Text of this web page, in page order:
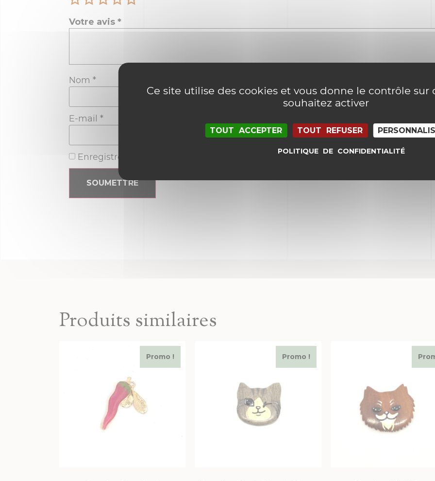
Votre avis *
Nom *
E-mail *
Enregistrer mon nom, mon e-mail et mon site dans le navigateur pour mon
Produits similaires
Promo ! Promo !
Ce site utilise des cookies et vous donne le contrôle sur
souhaitez activer
TOUT ACCEPTER TOUT REFUSER
POLITIQUE DE CONFIDENTIALITÉ